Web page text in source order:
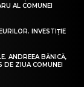
AL COMUNEI
INVESTIȚIE
ANDREEA BĂNICĂ,
DE ZIUA COMUNEI